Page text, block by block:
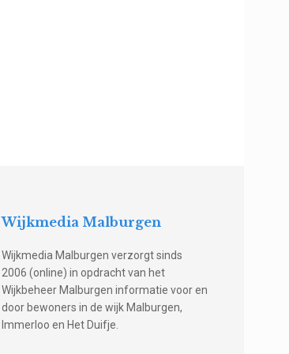
Wijkmedia Malburgen
Wijkmedia Malburgen verzorgt sinds
2006 (online) in opdracht van het
Wijkbeheer Malburgen informatie voor en
door bewoners in de wijk Malburgen,
Immerloo en Het Duifje.